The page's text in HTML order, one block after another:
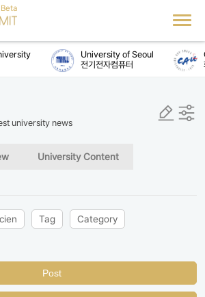
University of Seoul
전기전자컴퓨터
university news
University Content
Tag Category
Post